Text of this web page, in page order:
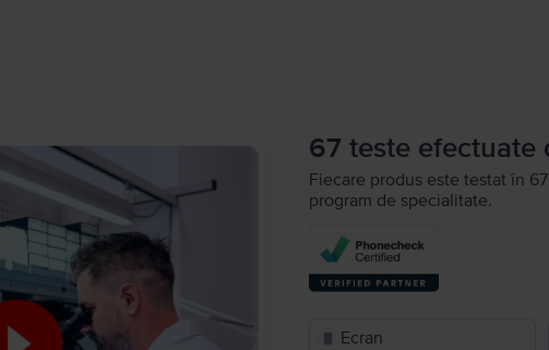
67 teste efectuate
Fiecare produs este testat în
program de specialitate.
Ecran